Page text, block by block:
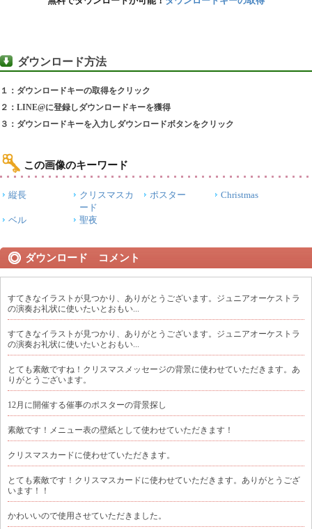
ダウンロード方法
１：ダウンロードキーの取得をクリック
２：LINE@に登録しダウンロードキーを獲得
３：ダウンロードキーを入力しダウンロードボタンをクリック
この画像のキーワード
縦長
クリスマスカ
ード
ポスター Christmas
ベル 聖夜
ダウンロード コメント
すてきなイラストが見つかり、ありがとうございます。ジュニアオーケストラ
の演奏お礼状に使いたいとおもい...
すてきなイラストが見つかり、ありがとうございます。ジュニアオーケストラ
の演奏お礼状に使いたいとおもい...
とても素敵ですね！クリスマスメッセージの背景に使わせていただきます。あ
りがとうございます。
12月に開催する催事のポスターの背景探し
素敵です！メニュー表の壁紙として使わせていただきます！
クリスマスカードに使わせていただきます。
とても素敵です！クリスマスカードに使わせていただきます。ありがとうござ
います！！
かわいいので使用させていただきました。